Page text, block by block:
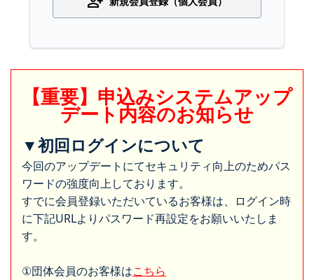
【重要】申込みシステムアップ
デート内容のお知らせ
▼初回ログインについて
今回のアップデートにてセキュリティ向上のためパス
ワードの強度向上しております。
すでに会員登録いただいているお客様は、ログイン時
に下記URLよりパスワード再設定をお願いいたしま
す。
①団体会員のお客様はこちら